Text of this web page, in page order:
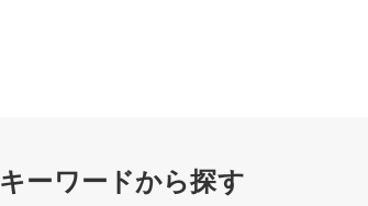
キーワードから探す